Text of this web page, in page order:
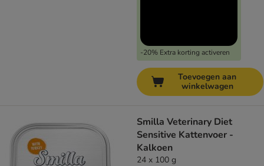
-20% Extra korting activeren
Toevoegen aan
winkelwagen
Smilla Veterinary Diet
Sensitive Kattenvoer -
Kalkoen
24 x 100 g